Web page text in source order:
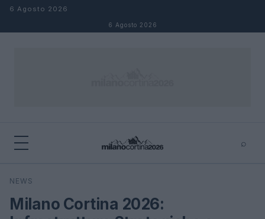
Salta al contenuto
6 Agosto 2026
6 Agosto 2026
⌕
Cerca
NEWS
Milano Cortina 2026: